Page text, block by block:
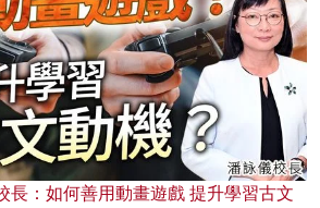
長：如何善用動畫遊戲 提升學習古文